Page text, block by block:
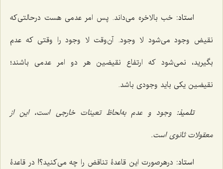
استاد: خب بالاخره مى‌داند. پس امر عدمى هست درحالتى‌كه
نقیض وجود مى‌شود لا وجود. آن‌وقت لا وجود را وقتى که عدم
بگیرید، نمى‌شود كه ارتفاع نقیضین هر دو امر عدمى باشند؛
نقیضین یكى باید وجودى باشد.
تلمیذ:وجود و عدم به‌لحاظ تعینات خارجى‌ است، این از
معقولات ثانوى است.
استاد: درهرصورت این قاعدۀ تناقض را چه مى‌كنید؟! در قاعدۀ